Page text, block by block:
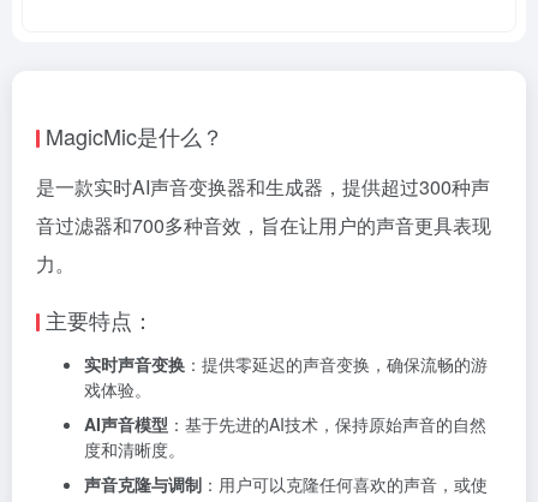
MagicMic是什么？
是一款实时AI声音变换器和生成器，提供超过300种声
音过滤器和700多种音效，旨在让用户的声音更具表现
力。
主要特点：
实时声音变换 ：提供零延迟的声音变换，确保流畅的游
戏体验。
AI声音模型 ：基于先进的AI技术，保持原始声音的自然
度和清晰度。
声音克隆与调制 ：用户可以克隆任何喜欢的声音，或使